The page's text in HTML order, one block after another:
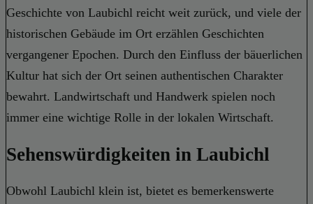
Geschichte von Laubichl reicht weit zurück, und viele der
historischen Gebäude im Ort erzählen Geschichten
vergangener Epochen. Durch den Einfluss der bäuerlichen
Kultur hat sich der Ort seinen authentischen Charakter
bewahrt. Landwirtschaft und Handwerk spielen noch
immer eine wichtige Rolle in der lokalen Wirtschaft.
Sehenswürdigkeiten in Laubichl
Obwohl Laubichl klein ist, bietet es bemerkenswerte